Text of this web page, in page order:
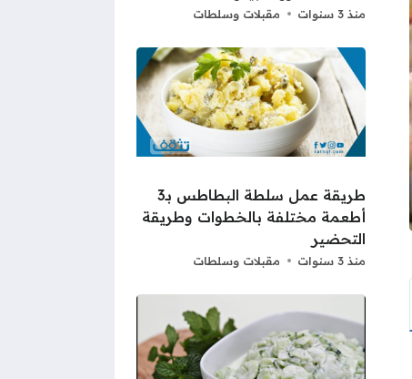
منذ 3 سنوات مقبلات وسلطات
طريقة عمل سلطة البطاطس بـ3
أطعمة مختلفة بالخطوات وطريقة
التحضير
منذ 3 سنوات مقبلات وسلطات